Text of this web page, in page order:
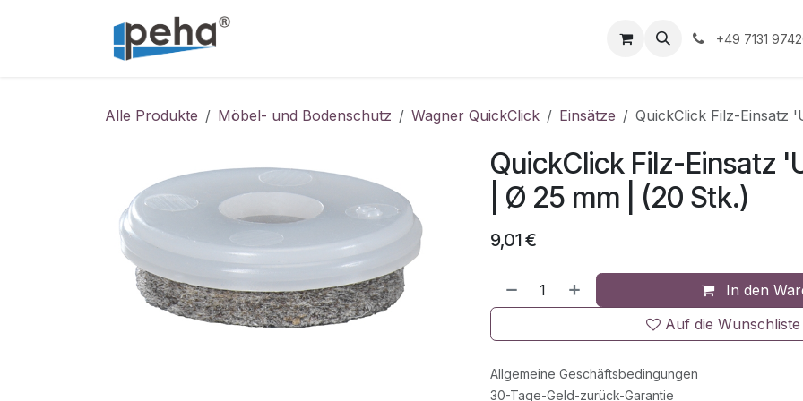
Informationen Shop +49 7131
Alle Produkte Möbel- und Bodenschutz Wagner QuickClick Einsätze QuickClick Filz-Einsatz
QuickClick Filz-Einsatz
| Ø 25 mm | (20 Stk.)
9,01€
In den
Auf die Wunschliste
Allgemeine Geschäftsbedingungen
30-Tage-Geld-zurück-Garantie